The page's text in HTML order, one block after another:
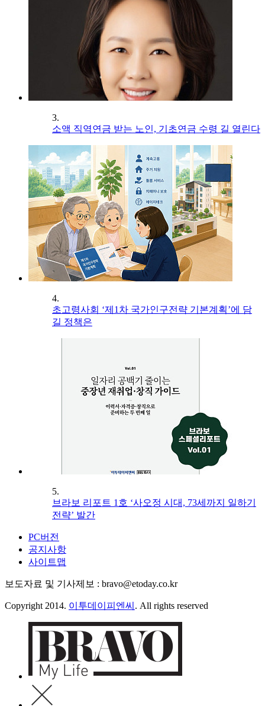
3.
소액 직역연금 받는 노인, 기초연금 수령 길 열린다
4.
초고령사회 ‘제1차 국가인구전략 기본계획’에 담
길 정책은
5.
브라보 리포트 1호 ‘사오정 시대, 73세까지 일하기
전략’ 발간
PC버전
공지사항
사이트맵
보도자료 및 기사제보 : bravo@etoday.co.kr
Copyright 2014. 이투데이피엔씨 . All rights reserved